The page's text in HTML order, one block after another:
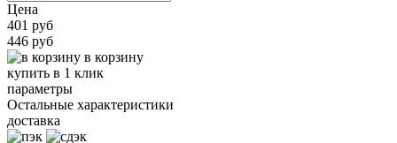
Цена
401 руб
446 руб
в корзину
купить в 1 клик
параметры
Остальные характеристики
доставка